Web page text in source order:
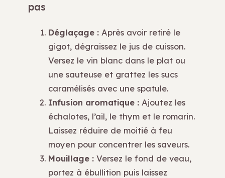
pas
Déglaçage : Après avoir retiré le
gigot, dégraissez le jus de cuisson.
Versez le vin blanc dans le plat ou
une sauteuse et grattez les sucs
caramélisés avec une spatule.
Infusion aromatique : Ajoutez les
échalotes, l’ail, le thym et le romarin.
Laissez réduire de moitié à feu
moyen pour concentrer les saveurs.
Mouillage : Versez le fond de veau,
portez à ébullition puis laissez